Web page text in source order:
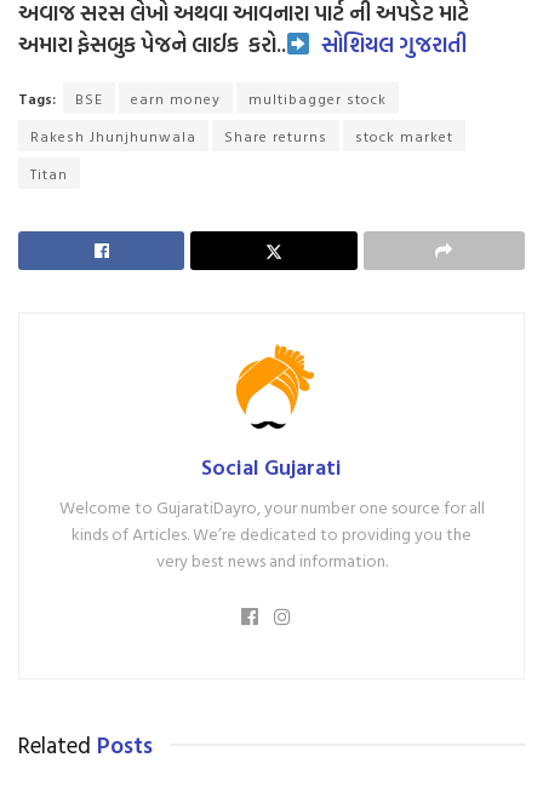
અવાજ સરસ લેખો અથવા આવનારા પાર્ટ ની અપડેટ માટે
અમારા ફેસબુક પેજને લાઈક કરો.. સોશિયલ ગુજરાતી
Tags: BSE earn money
multibagger stock
Rakesh Jhunjhunwala
Share returns
stock market
Titan
Social Gujarati
Welcome to GujaratiDayro, your number one source for all
kinds of Articles. We’re dedicated to providing you the
very best news and information.
Related Posts